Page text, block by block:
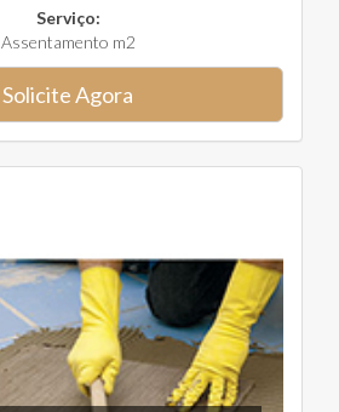
Serviço:
Assentamento m2
Solicite Agora